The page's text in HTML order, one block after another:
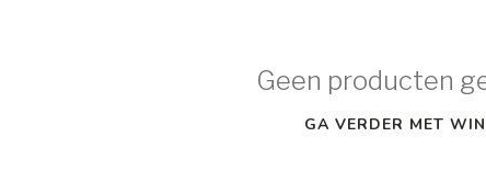
Geen producten
GA VERDER MET